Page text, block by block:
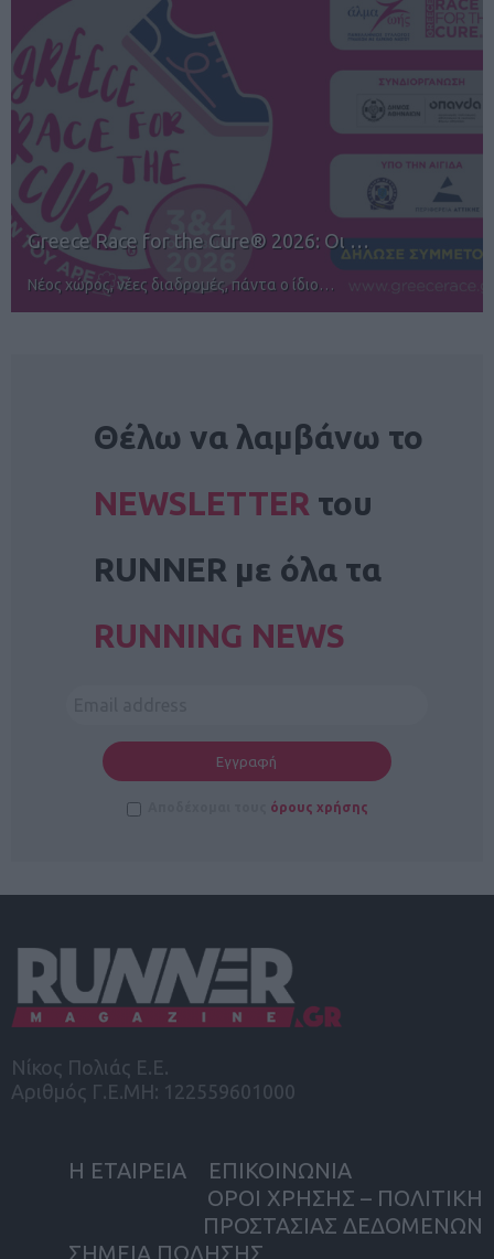
12ος TUI Rhodes Marathon: Άνοιγμα ε…
Αγώνες για όλους στην Ρόδο
Θέλω να λαμβάνω το
NEWSLETTER του
RUNNER με όλα τα
RUNNING NEWS
όρους χρήσης
Νίκος Πολιάς Ε.Ε.
Αριθμός Γ.Ε.ΜΗ: 122559601000
Η ΕΤΑΙΡΕΙΑ
ΕΠΙΚΟΙΝΩΝΙΑ
ΟΡΟΙ ΧΡΗΣΗΣ – ΠΟΛΙΤΙΚΗ
ΠΡΟΣΤΑΣΙΑΣ ΔΕΔΟΜΕΝΩΝ
ΣΗΜΕΙΑ ΠΩΛΗΣΗΣ